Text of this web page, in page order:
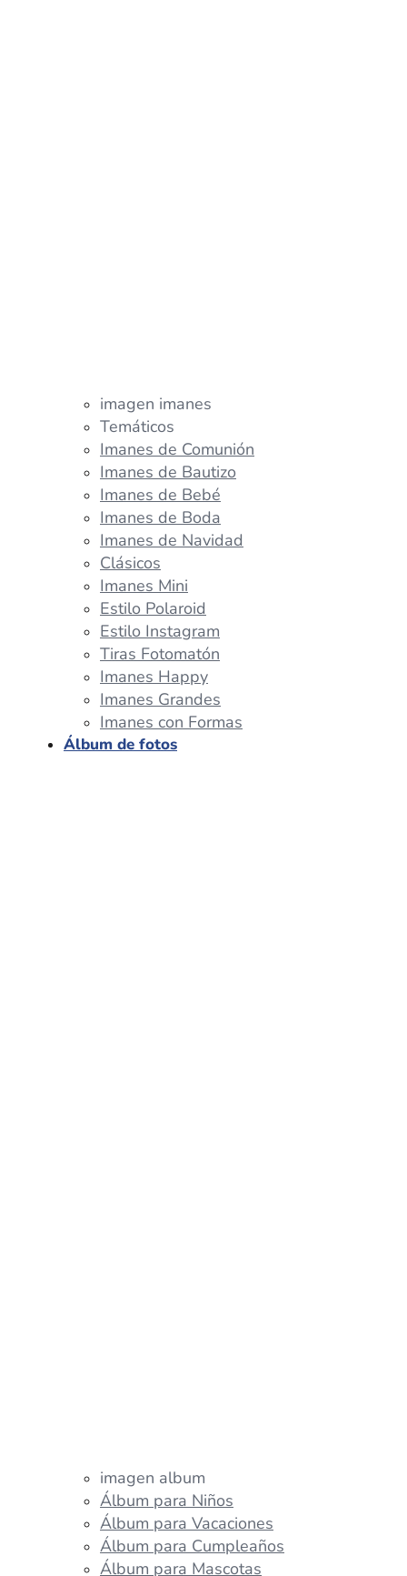
imagen imanes
Temáticos
Imanes de Comunión
Imanes de Bautizo
Imanes de Bebé
Imanes de Boda
Imanes de Navidad
Clásicos
Imanes Mini
Estilo Polaroid
Estilo Instagram
Tiras Fotomatón
Imanes Happy
Imanes Grandes
Imanes con Formas
Álbum de fotos
imagen album
Álbum para Niños
Álbum para Vacaciones
Álbum para Cumpleaños
Álbum para Mascotas